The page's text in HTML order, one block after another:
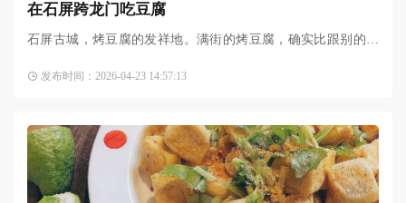
在石屏跨龙门吃豆腐
石屏古城，烤豆腐的发祥地。满街的烤豆腐，确实比跟别的地
不管认识不认识的围着炉
发布时间：2026-04-23 14:57:13